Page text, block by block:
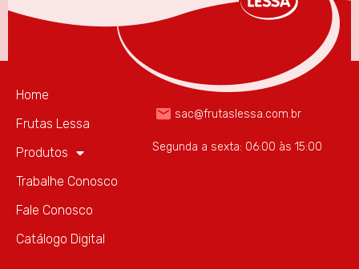
Home
Frutas Lessa
Produtos
Trabalhe Conosco
Fale Conosco
Catálogo Digital
(85) 3297.2946
sac@frutaslessa.com.br
Segunda a sexta: 06:00 às 15:00